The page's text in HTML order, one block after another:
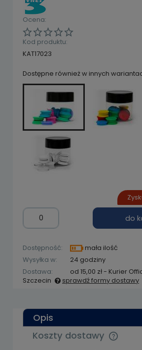
Ocena:
Kod produktu:
KAT17023
Dostępne również w innych
do
Dostępność:
mała ilość
Wysyłka w:
24 godziny
Dostawa:
od 15,00 zł- Kurier
Szczecin
sprawdź formy dostawy
Opis
Koszty dostawy
Cena nie zawiera ewentualnych